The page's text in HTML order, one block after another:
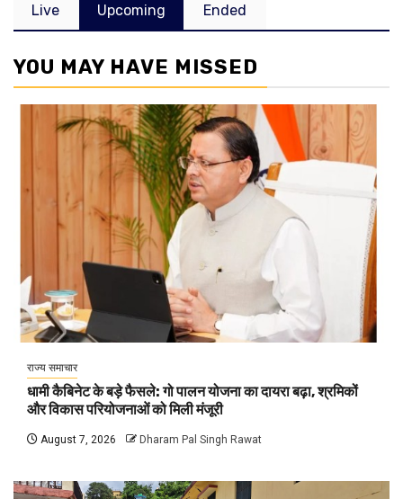
Live Upcoming Ended
YOU MAY HAVE MISSED
राज्य समाचार
धामी कैबिनेट के बड़े फैसले: गो पालन योजना का दायरा बढ़ा, श्रमिकों
और विकास परियोजनाओं को मिली मंजूरी
August 7, 2026 Dharam Pal Singh Rawat